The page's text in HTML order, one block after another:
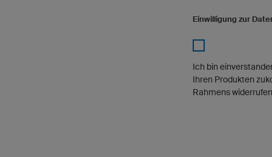
Einwilligung zur
Ich bin
Ihren Produkten
Rahmens